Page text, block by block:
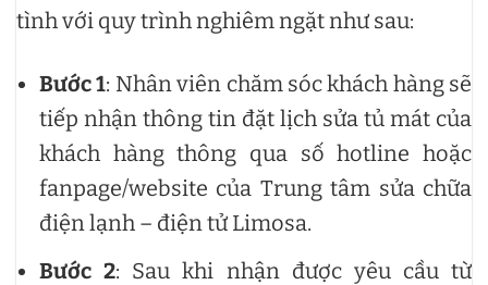
tình với quy trình nghiêm ngặt như sau:
Bước 1: Nhân viên chăm sóc khách hàng sẽ
tiếp nhận thông tin đặt lịch sửa tủ mát của
khách hàng thông qua số hotline hoặc
fanpage/website của Trung tâm sửa chữa
điện lạnh – điện tử Limosa.
Bước 2: Sau khi nhận được yêu cầu từ